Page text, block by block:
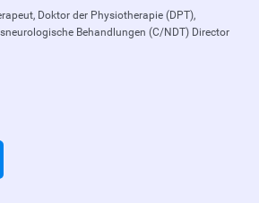
Doktor der Physiotherapie (DPT),
Behandlungen (C/NDT) Director